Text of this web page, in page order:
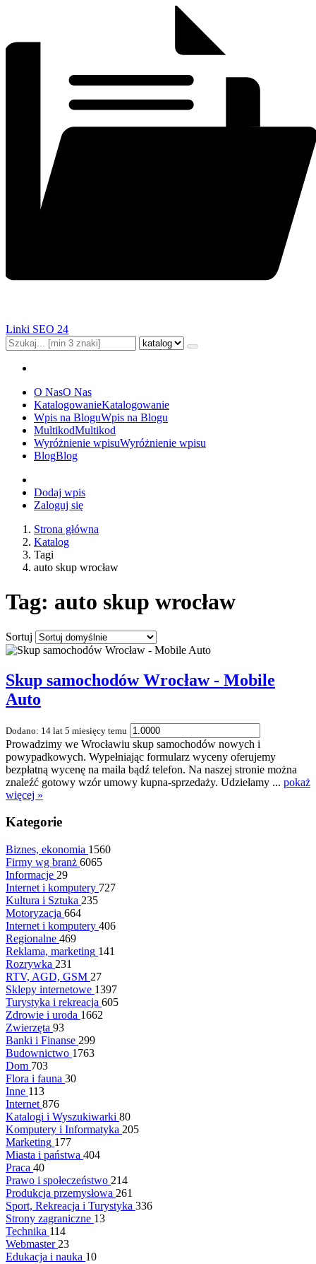
Linki SEO 24
O NasO Nas
KatalogowanieKatalogowanie
Wpis na BloguWpis na Blogu
MultikodMultikod
Wyróżnienie wpisuWyróżnienie wpisu
BlogBlog
Dodaj wpis
Zaloguj się
Strona główna
Katalog
Tagi
auto skup wrocław
Tag: auto skup wrocław
Sortuj
Skup samochodów Wrocław - Mobile
Auto
Dodano: 14 lat 5 miesięcy temu
Prowadzimy we Wrocławiu skup samochodów nowych i
powypadkowych. Wypełniając formularz wyceny oferujemy
bezpłatną wycenę na maila bądź telefon. Na naszej stronie można
znaleźć gotowy wzór umowy kupna-sprzedaży. Udzielamy ... pokaż
więcej »
Kategorie
Biznes, ekonomia 1560
Firmy wg branż 6065
Informacje 29
Internet i komputery 727
Kultura i Sztuka 235
Motoryzacja 664
Internet i komputery 406
Regionalne 469
Reklama, marketing 141
Rozrywka 231
RTV, AGD, GSM 27
Sklepy internetowe 1397
Turystyka i rekreacja 605
Zdrowie i uroda 1662
Zwierzęta 93
Banki i Finanse 299
Budownictwo 1763
Dom 703
Flora i fauna 30
Inne 113
Internet 876
Katalogi i Wyszukiwarki 80
Komputery i Informatyka 205
Marketing 177
Miasta i państwa 404
Praca 40
Prawo i społeczeństwo 214
Produkcja przemysłowa 261
Sport, Rekreacja i Turystyka 336
Strony zagraniczne 13
Technika 114
Webmaster 23
Edukacja i nauka 10